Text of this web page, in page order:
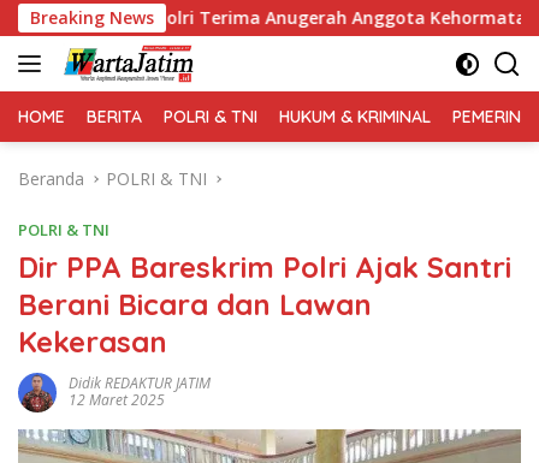
Langsung
ke
konten
Breaking News
Terima Anugerah Anggota Kehormatan Kapolri
HOME BERITA POLRI & TNI HUKUM & KRIMINAL
Beranda POLRI & TNI
POLRI & TNI
Dir PPA Bareskrim Polri Ajak Santri
Berani Bicara dan Lawan
Kekerasan
Didik REDAKTUR JATIM
12 Maret 2025